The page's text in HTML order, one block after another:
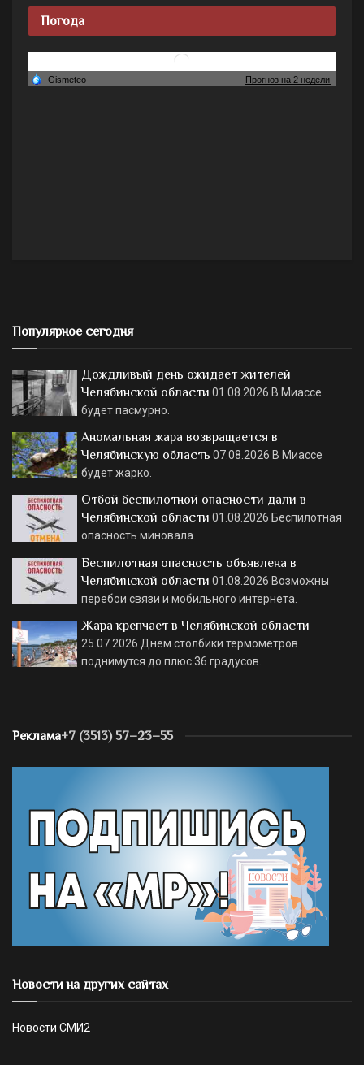
Погода
Популярное сегодня
Дождливый день ожидает жителей
Челябинской области 01.08.2026 В Миассе
будет пасмурно.
Аномальная жара возвращается в
Челябинскую область 07.08.2026 В Миассе
будет жарко.
Отбой беспилотной опасности дали в
Челябинской области 01.08.2026 Беспилотная
опасность миновала.
Беспилотная опасность объявлена в
Челябинской области 01.08.2026 Возможны
перебои связи и мобильного интернета.
Жара крепчает в Челябинской области
25.07.2026 Днем столбики термометров
поднимутся до плюс 36 градусов.
Реклама+7 (3513) 57–23–55
Новости на других сайтах
Новости СМИ2